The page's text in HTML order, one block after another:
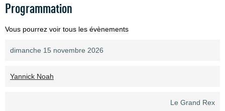
Programmation
Vous pourrez voir tous les évènements
dimanche 15 novembre 2026
Yannick Noah
Le Grand Rex